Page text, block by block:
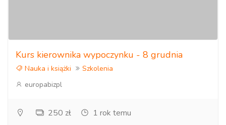
Kurs kierownika wypoczynku - 8 grudnia
Nauka i książki
Szkolenia
europabizpl
250 zł 1 rok temu